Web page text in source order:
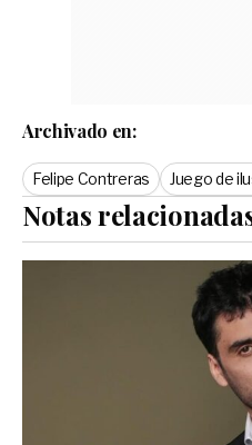
Archivado en:
Felipe Contreras Juego de
Notas